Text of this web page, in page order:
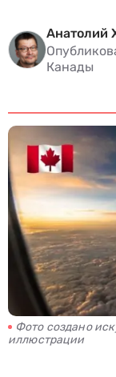
Анатолий
Канады
Фото создано
иллюстрации